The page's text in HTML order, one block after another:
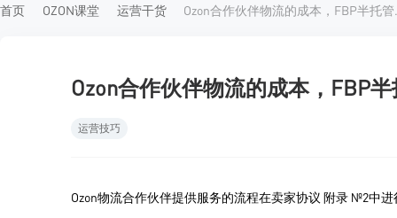
首页 OZON课堂 运营干货
Ozon合作伙伴物流的成本，FBP
运营技巧